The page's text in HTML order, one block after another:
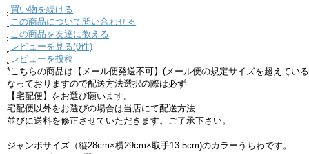
買い物を続ける
この商品について問い合わせる
この商品を友達に教える
レビューを見る(0件)
レビューを投稿
*こちらの商品は【メール便発送不可】(メール便の規定サイズを超えてい
なっておりますので配送方法選択の際は必ず
【宅配便】をお選び願います。
宅配便以外をお選びの場合は当店にて配送方法
並びに送料を修正させていただきます。ご了承下さい。
ジャンボサイズ（縦28cm×横29cm×取手13.5cm)のカラーうちわです。